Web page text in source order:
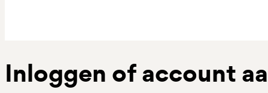
Inloggen of account